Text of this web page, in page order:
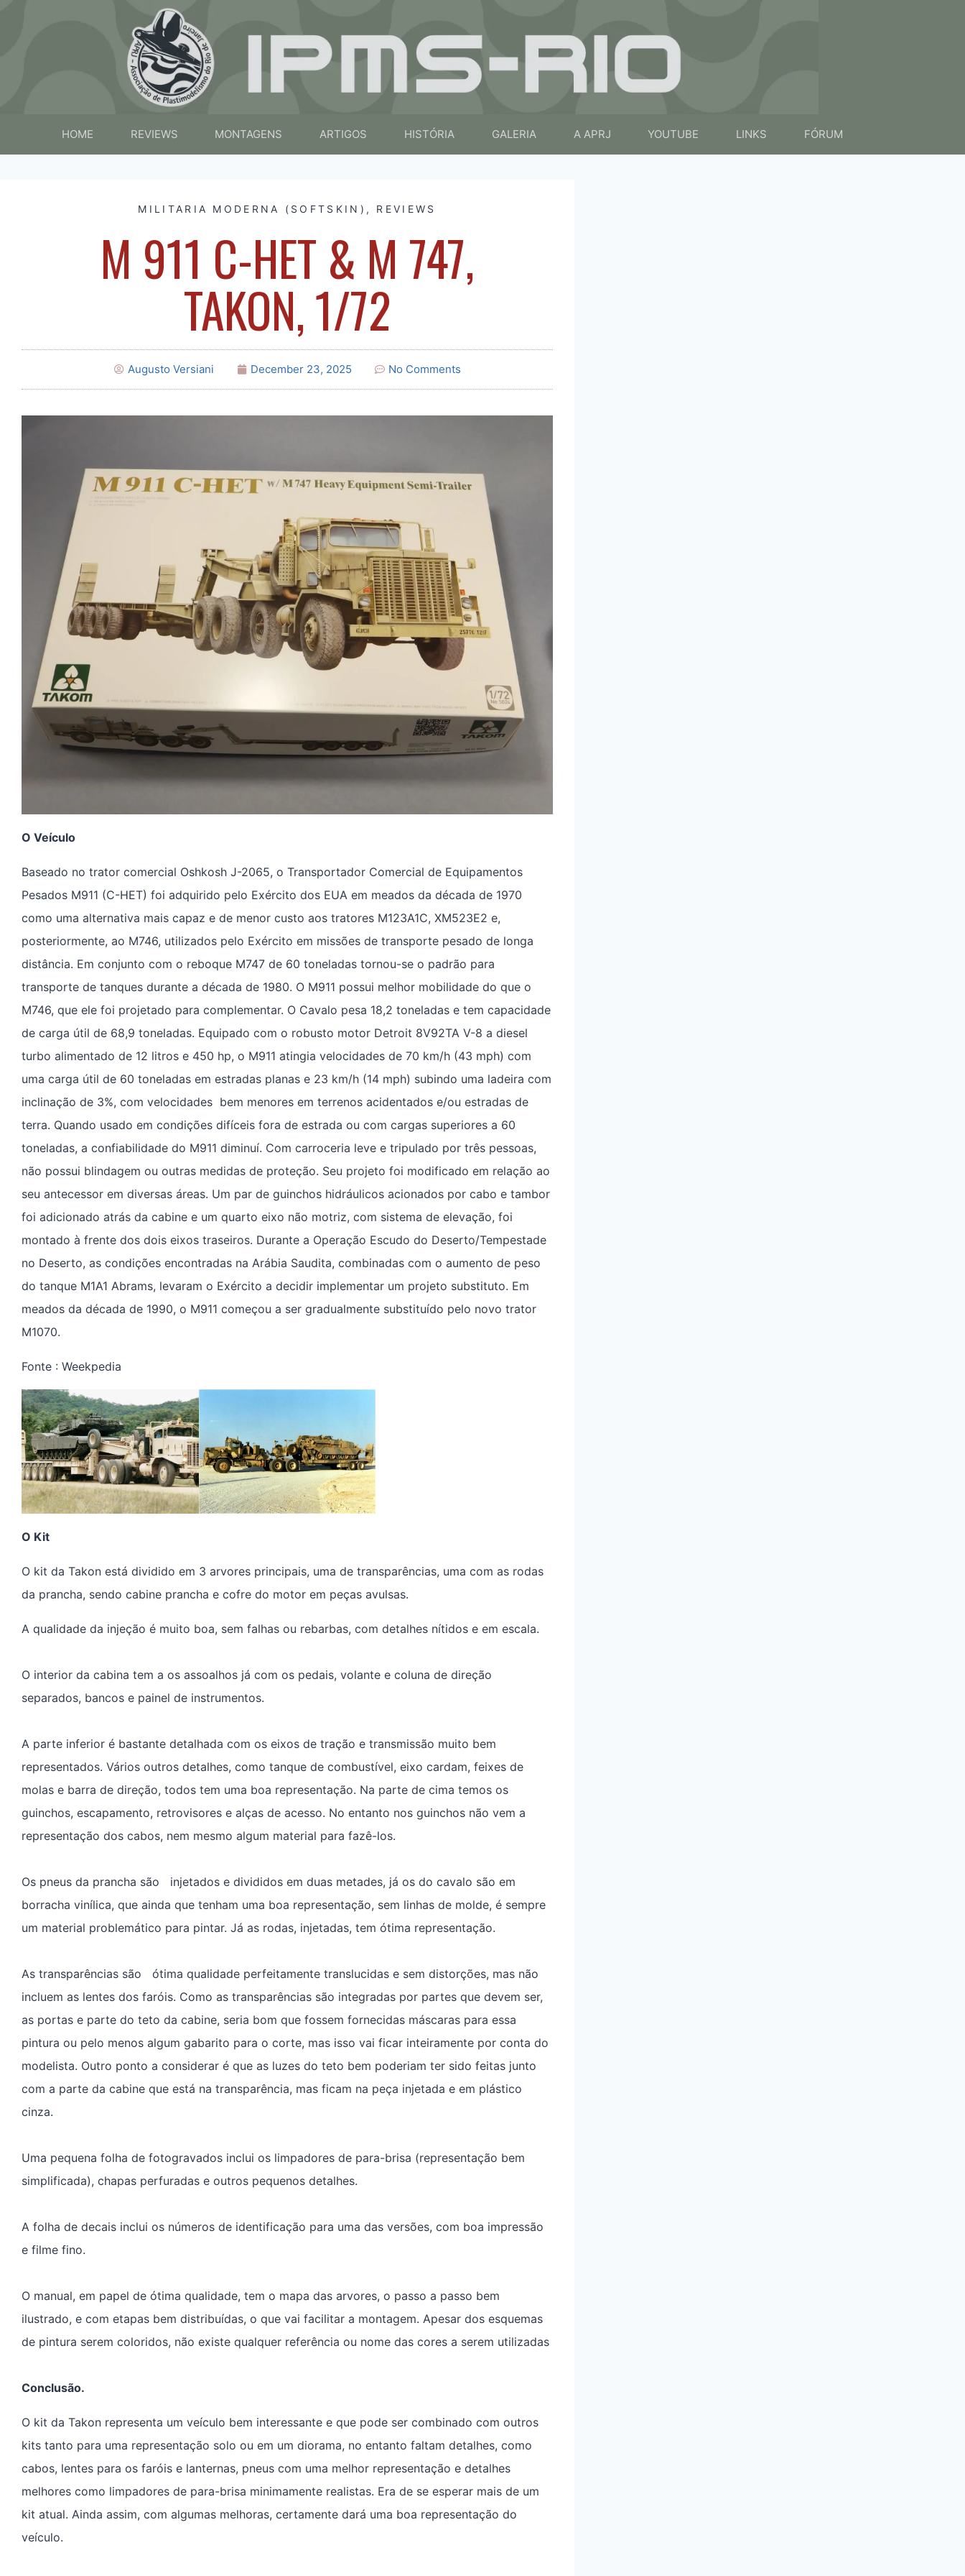
HOME REVIEWS MONTAGENS ARTIGOS HISTÓRIA GALERIA A APRJ YOUTUBE LINKS FÓRUM
MILITARIA MODERNA (SOFTSKIN) , REVIEWS
M 911 C-HET & M 747,
TAKON, 1/72
Augusto Versiani December 23, 2025 No Comments
O Veículo
Baseado no trator comercial Oshkosh J-2065, o Transportador Comercial de Equipamentos
Pesados ​​M911 (C-HET) foi adquirido pelo Exército dos EUA em meados da década de 1970
como uma alternativa mais capaz e de menor custo aos tratores M123A1C, XM523E2 e,
posteriormente, ao M746, utilizados pelo Exército em missões de transporte pesado de longa
distância. Em conjunto com o reboque M747 de 60 toneladas tornou-se o padrão para
transporte de tanques durante a década de 1980. O M911 possui melhor mobilidade do que o
M746, que ele foi projetado para complementar. O Cavalo pesa 18,2 toneladas e tem capacidade
de carga útil de 68,9 toneladas. Equipado com o robusto motor Detroit 8V92TA V-8 a diesel
turbo alimentado de 12 litros e 450 hp, o M911 atingia velocidades de 70 km/h (43 mph) com
uma carga útil de 60 toneladas em estradas planas e 23 km/h (14 mph) subindo uma ladeira com
inclinação de 3%, com velocidades bem menores em terrenos acidentados e/ou estradas de
terra. Quando usado em condições difíceis fora de estrada ou com cargas superiores a 60
toneladas, a confiabilidade do M911 diminuí. Com carroceria leve e tripulado por três pessoas,
não possui blindagem ou outras medidas de proteção. Seu projeto foi modificado em relação ao
seu antecessor em diversas áreas. Um par de guinchos hidráulicos acionados por cabo e tambor
foi adicionado atrás da cabine e um quarto eixo não motriz, com sistema de elevação, foi
montado à frente dos dois eixos traseiros. Durante a Operação Escudo do Deserto/Tempestade
no Deserto, as condições encontradas na Arábia Saudita, combinadas com o aumento de peso
do tanque M1A1 Abrams, levaram o Exército a decidir implementar um projeto substituto. Em
meados da década de 1990, o M911 começou a ser gradualmente substituído pelo novo trator
M1070.
Fonte : Weekpedia
O Kit
O kit da Takon está dividido em 3 arvores principais, uma de transparências, uma com as rodas
da prancha, sendo cabine prancha e cofre do motor em peças avulsas.
A qualidade da injeção é muito boa, sem falhas ou rebarbas, com detalhes nítidos e em escala.
O interior da cabina tem a os assoalhos já com os pedais, volante e coluna de direção
separados, bancos e painel de instrumentos.
A parte inferior é bastante detalhada com os eixos de tração e transmissão muito bem
representados. Vários outros detalhes, como tanque de combustível, eixo cardam, feixes de
molas e barra de direção, todos tem uma boa representação. Na parte de cima temos os
guinchos, escapamento, retrovisores e alças de acesso. No entanto nos guinchos não vem a
representação dos cabos, nem mesmo algum material para fazê-los.
Os pneus da prancha são injetados e divididos em duas metades, já os do cavalo são em
borracha vinílica, que ainda que tenham uma boa representação, sem linhas de molde, é sempre
um material problemático para pintar. Já as rodas, injetadas, tem ótima representação.
As transparências são ótima qualidade perfeitamente translucidas e sem distorções, mas não
incluem as lentes dos faróis. Como as transparências são integradas por partes que devem ser,
as portas e parte do teto da cabine, seria bom que fossem fornecidas máscaras para essa
pintura ou pelo menos algum gabarito para o corte, mas isso vai ficar inteiramente por conta do
modelista. Outro ponto a considerar é que as luzes do teto bem poderiam ter sido feitas junto
com a parte da cabine que está na transparência, mas ficam na peça injetada e em plástico
cinza.
Uma pequena folha de fotogravados inclui os limpadores de para-brisa (representação bem
simplificada), chapas perfuradas e outros pequenos detalhes.
A folha de decais inclui os números de identificação para uma das versões, com boa impressão
e filme fino.
O manual, em papel de ótima qualidade, tem o mapa das arvores, o passo a passo bem
ilustrado, e com etapas bem distribuídas, o que vai facilitar a montagem. Apesar dos esquemas
de pintura serem coloridos, não existe qualquer referência ou nome das cores a serem utilizadas
Conclusão.
O kit da Takon representa um veículo bem interessante e que pode ser combinado com outros
kits tanto para uma representação solo ou em um diorama, no entanto faltam detalhes, como
cabos, lentes para os faróis e lanternas, pneus com uma melhor representação e detalhes
melhores como limpadores de para-brisa minimamente realistas. Era de se esperar mais de um
kit atual. Ainda assim, com algumas melhoras, certamente dará uma boa representação do
veículo.